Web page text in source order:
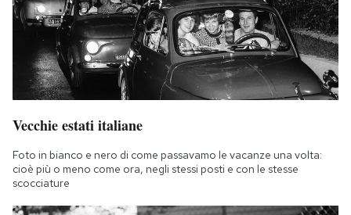
Vecchie estati italiane
Foto in bianco e nero di come passavamo le vacanze una volta:
cioè più o meno come ora, negli stessi posti e con le stesse
scocciature